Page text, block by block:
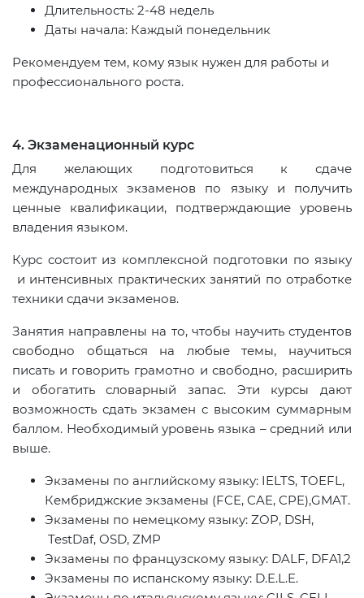
Длительность: 2-48 недель
Даты начала: Каждый понедельник
Рекомендуем тем, кому язык нужен для работы и
профессионального роста.
4. Экзаменационный курс
Для желающих подготовиться к сдаче
международных экзаменов по языку и получить
ценные квалификации, подтверждающие уровень
владения языком.
Курс состоит из комплексной подготовки по языку
и интенсивных практических занятий по отработке
техники сдачи экзаменов.
Занятия направлены на то, чтобы научить студентов
свободно общаться на любые темы, научиться
писать и говорить грамотно и свободно, расширить
и обогатить словарный запас. Эти курсы дают
возможность сдать экзамен с высоким суммарным
баллом. Необходимый уровень языка – средний или
выше.
Экзамены по английскому языку: IELTS, TOEFL,
Кембриджские экзамены (FCE, CAE, CPE),GMAT.
Экзамены по немецкому языку: ZOP, DSH,
TestDaf, OSD, ZMP
Экзамены по французскому языку: DALF, DFA1,2
Экзамены по испанскому языку: D.E.L.E.